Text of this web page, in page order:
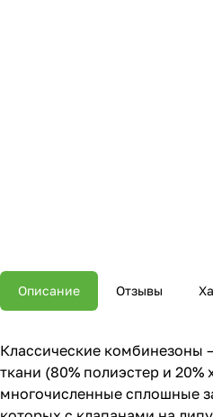
Описание Отзывы
Классические комбинезоны
ткани (80% полиэстер и
многочисленные сплошные